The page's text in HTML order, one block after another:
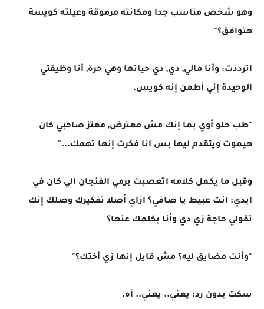
وهو شخص مناسب جدا ومكانته مرموقة وعيلته كويسة
هتوافق؟"
اترددت: وأنا مالي, دي, دي حياتها وهي حرة, أنا وظيفتي
الوحيدة إني أطمن إنه كويس.
"طب حلو أوي بما إنك مش معترض, معتز صاحبي كان
هيموت ويتقدم ليها بس انا فكرت إنها تهمك..."
وقبل ما يكمل كلامه اتعصبت برمي الفنجان الي كان في
ايدي: انت عبيط يا صافي؟ ازاي أصلا تفكيرك وصلك إنك
تقولي حاجة زي دي وأنا بكلمك عنها؟
"وأنت مضايق ليه؟ مش قايل إنها زي أختك؟"
سكت بدون رد: يعني.. يعني.. آه.